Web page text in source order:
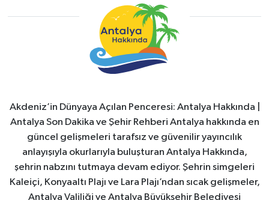
Akdeniz’in Dünyaya Açılan Penceresi: Antalya Hakkında |
Antalya Son Dakika ve Şehir Rehberi Antalya hakkında en
güncel gelişmeleri tarafsız ve güvenilir yayıncılık
anlayışıyla okurlarıyla buluşturan Antalya Hakkında,
şehrin nabzını tutmaya devam ediyor. Şehrin simgeleri
Kaleiçi, Konyaaltı Plajı ve Lara Plajı’ndan sıcak gelişmeler,
Antalya Valiliği ve Antalya Büyükşehir Belediyesi